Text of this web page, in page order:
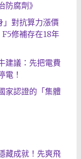
防腐劑》
」對抗算力漲價
修補存在18年
建議：先把電費
電！
家認證的「集體
藏成就！先爽飛